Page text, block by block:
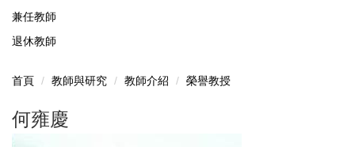
兼任教師
退休教師
首頁 教師與研究 教師介紹 榮譽教授
何雍慶